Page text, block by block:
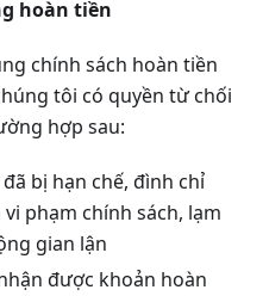
hoàn tiền
chính sách hoàn tiền
tôi có quyền từ chối
hợp sau:
bị hạn chế, đình chỉ
phạm chính sách, lạm
gian lận
được khoản hoàn